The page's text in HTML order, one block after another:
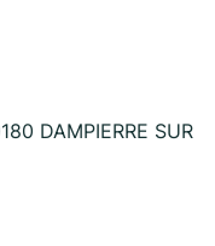
DAMPIERRE SUR